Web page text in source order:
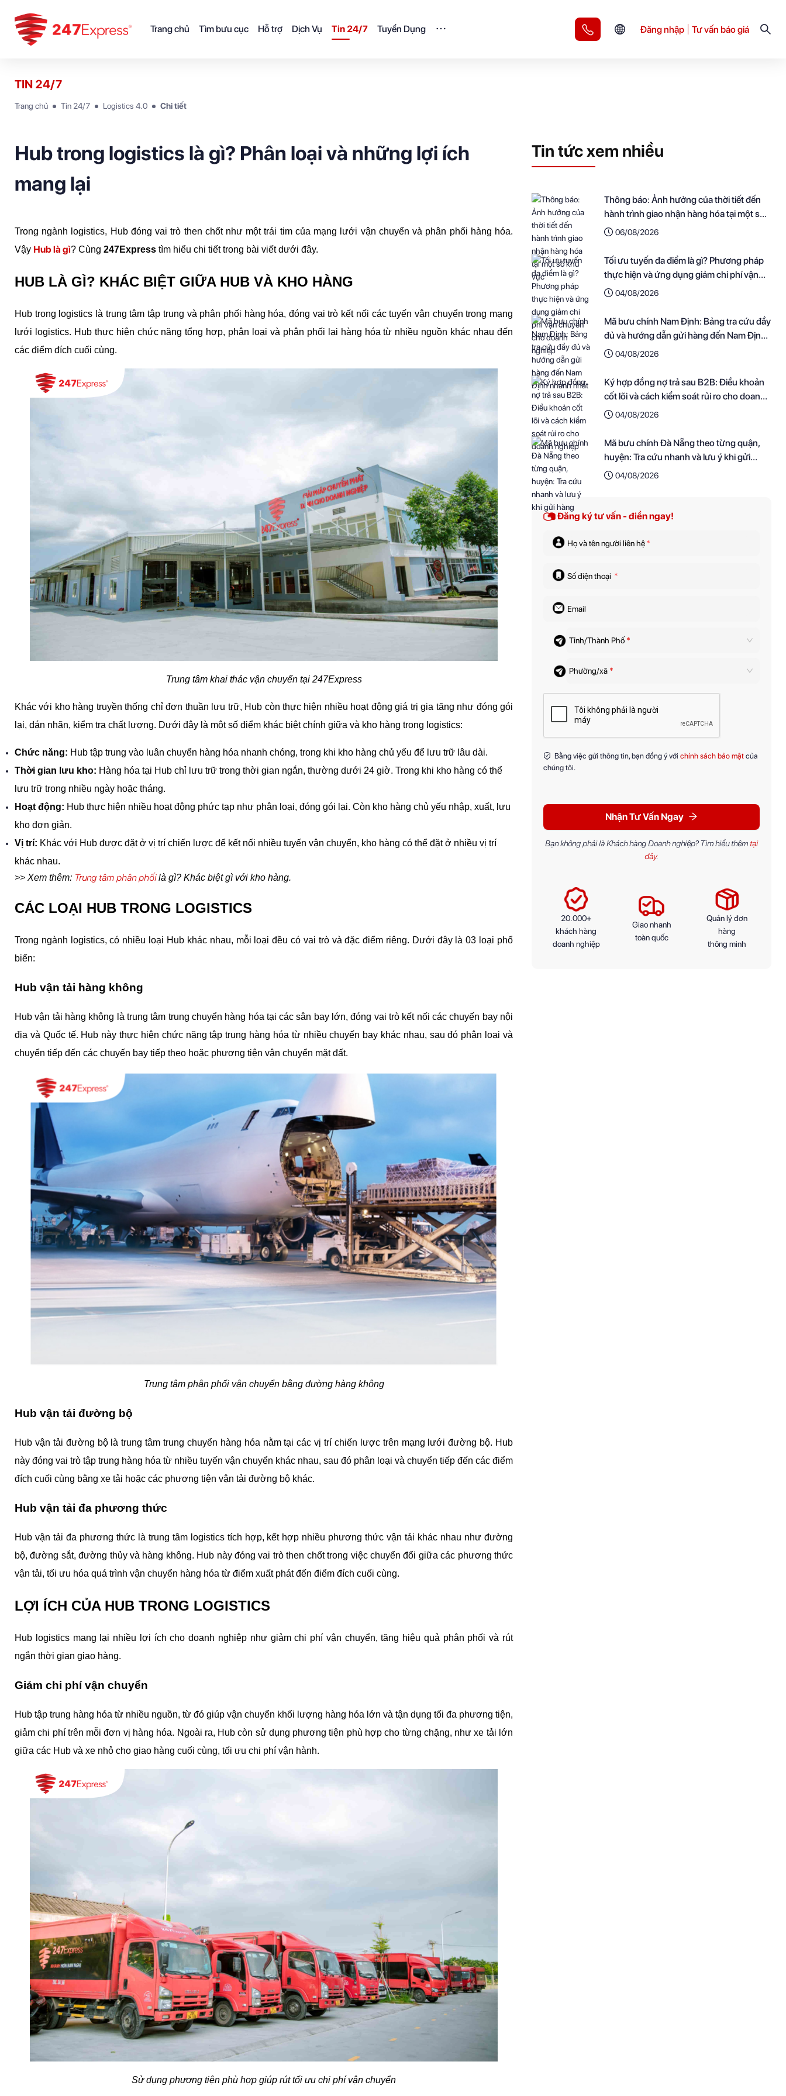
Trang chủ Tìm bưu cục Hỗ trợ Dịch Vụ Tin 24/7 Tuyển Dụng Đăng nhập Tư vấn báo giá
TIN 24/7
Trang chủ Tin 24/7 Logistics 4.0 Chi tiết
Hub trong logistics là gì? Phân loại và những lợi ích
mang lại
Trong ngành logistics, Hub đóng vai trò then chốt như một trái tim của mạng lưới vận chuyển và phân phối hàng hóa.
Vậy Hub là gì? Cùng 247Express tìm hiểu chi tiết trong bài viết dưới đây.
HUB LÀ GÌ? KHÁC BIỆT GIỮA HUB VÀ KHO HÀNG
Hub trong logistics là trung tâm tập trung và phân phối hàng hóa, đóng vai trò kết nối các tuyến vận chuyển trong mạng
lưới logistics. Hub thực hiện chức năng tổng hợp, phân loại và phân phối lại hàng hóa từ nhiều nguồn khác nhau đến
các điểm đích cuối cùng.
Trung tâm khai thác vận chuyển tại 247Express
Khác với kho hàng truyền thống chỉ đơn thuần lưu trữ, Hub còn thực hiện nhiều hoạt động giá trị gia tăng như đóng gói
lại, dán nhãn, kiểm tra chất lượng. Dưới đây là một số điểm khác biệt chính giữa và kho hàng trong logistics:
Chức năng: Hub tập trung vào luân chuyển hàng hóa nhanh chóng, trong khi kho hàng chủ yếu để lưu trữ lâu dài.
Thời gian lưu kho: Hàng hóa tại Hub chỉ lưu trữ trong thời gian ngắn, thường dưới 24 giờ. Trong khi kho hàng có thể
lưu trữ trong nhiều ngày hoặc tháng.
Hoạt động: Hub thực hiện nhiều hoạt động phức tạp như phân loại, đóng gói lại. Còn kho hàng chủ yếu nhập, xuất, lưu
kho đơn giản.
Vị trí: Khác với Hub được đặt ở vị trí chiến lược để kết nối nhiều tuyến vận chuyển, kho hàng có thể đặt ở nhiều vị trí
khác nhau.
>> Xem thêm: Trung tâm phân phối là gì? Khác biệt gì với kho hàng.
CÁC LOẠI HUB TRONG LOGISTICS
Trong ngành logistics, có nhiều loại Hub khác nhau, mỗi loại đều có vai trò và đặc điểm riêng. Dưới đây là 03 loại phổ
biến:
Hub vận tải hàng không
Hub vận tải hàng không là trung tâm trung chuyển hàng hóa tại các sân bay lớn, đóng vai trò kết nối các chuyến bay nội
địa và Quốc tế. Hub này thực hiện chức năng tập trung hàng hóa từ nhiều chuyến bay khác nhau, sau đó phân loại và
chuyển tiếp đến các chuyến bay tiếp theo hoặc phương tiện vận chuyển mặt đất.
Trung tâm phân phối vận chuyển bằng đường hàng không
Hub vận tải đường bộ
Hub vận tải đường bộ là trung tâm trung chuyển hàng hóa nằm tại các vị trí chiến lược trên mạng lưới đường bộ. Hub
này đóng vai trò tập trung hàng hóa từ nhiều tuyến vận chuyển khác nhau, sau đó phân loại và chuyển tiếp đến các điểm
đích cuối cùng bằng xe tải hoặc các phương tiện vận tải đường bộ khác.
Hub vận tải đa phương thức
Hub vận tải đa phương thức là trung tâm logistics tích hợp, kết hợp nhiều phương thức vận tải khác nhau như đường
bộ, đường sắt, đường thủy và hàng không. Hub này đóng vai trò then chốt trong việc chuyển đổi giữa các phương thức
vận tải, tối ưu hóa quá trình vận chuyển hàng hóa từ điểm xuất phát đến điểm đích cuối cùng.
LỢI ÍCH CỦA HUB TRONG LOGISTICS
Hub logistics mang lại nhiều lợi ích cho doanh nghiệp như giảm chi phí vận chuyển, tăng hiệu quả phân phối và rút
ngắn thời gian giao hàng.
Giảm chi phí vận chuyển
Hub tập trung hàng hóa từ nhiều nguồn, từ đó giúp vận chuyển khối lượng hàng hóa lớn và tận dụng tối đa phương tiện,
giảm chi phí trên mỗi đơn vị hàng hóa. Ngoài ra, Hub còn sử dụng phương tiện phù hợp cho từng chặng, như xe tải lớn
giữa các Hub và xe nhỏ cho giao hàng cuối cùng, tối ưu chi phí vận hành.
Sử dụng phương tiện phù hợp giúp rút tối ưu chi phí vận chuyển
Tin tức xem nhiều
Thông báo: Ảnh hưởng của thời tiết đến
hành trình giao nhận hàng hóa tại một số
khu vực
06/08/2026
Tối ưu tuyến đa điểm là gì? Phương pháp
thực hiện và ứng dụng giảm chi phí vận
chuyển cho doanh nghiệp
04/08/2026
Mã bưu chính Nam Định: Bảng tra cứu đầy
đủ và hướng dẫn gửi hàng đến Nam Định
nhanh nhất
04/08/2026
Ký hợp đồng nợ trả sau B2B: Điều khoản
cốt lõi và cách kiểm soát rủi ro cho doanh
nghiệp
04/08/2026
Mã bưu chính Đà Nẵng theo từng quận,
huyện: Tra cứu nhanh và lưu ý khi gửi
hàng04/08/2026
Đăng ký tư vấn - điền ngay!
Họ và tên người liên hệ*
Số điện thoại *
Email
Tỉnh/Thành Phố *
Phường/xã *
Bằng việc gửi thông tin, bạn đồng ý với chính sách bảo mật của
chúng tôi.
Nhận Tư Vấn Ngay
Bạn không phải là Khách hàng Doanh nghiệp? Tìm hiểu thêm tại
đây.
20.000+
khách hàng
doanh nghiệp
Giao nhanh
toàn quốc
Quản lý đơn
hàng
thông minh